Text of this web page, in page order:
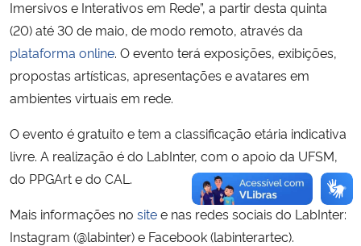
Imersivos e Interativos em Rede”, a partir desta quinta
(20) até 30 de maio, de modo remoto, através da
plataforma online. O evento terá exposições, exibições,
propostas artísticas, apresentações e avatares em
ambientes virtuais em rede.
O evento é gratuito e tem a classificação etária indicativa
livre. A realização é do LabInter, com o apoio da UFSM,
do PPGArt e do CAL.
Mais informações no sitee nas redes sociais do LabInter:
Instagram (@labinter) e Facebook (labinterartec).